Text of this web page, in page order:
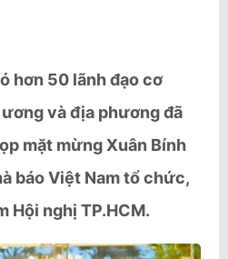
hơn 50 lãnh đạo cơ
và địa phương đã
mặt mừng Xuân Bính
báo Việt Nam tổ chức,
Hội nghị TP.HCM.